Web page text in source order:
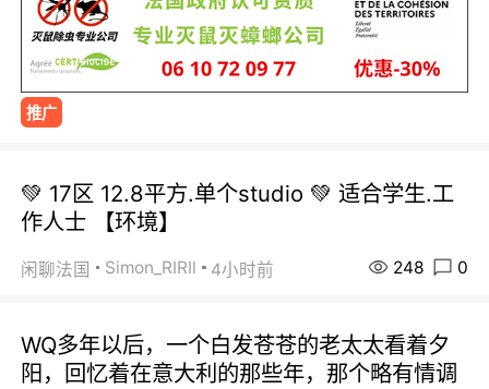
推广
💚 17区 12.8平方.单个studio 💚 适合学生.工
作人士 【环境】
闲聊法国 Simon_RIRIl 4小时前 248 0
WQ多年以后，一个白发苍苍的老太太看着夕
阳，回忆着在意大利的那些年，那个略有情调